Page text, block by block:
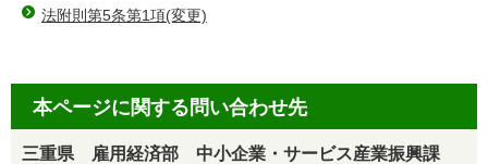
法附則第5条第1項(変更)
本ページに関する問い合わせ先
三重県 雇用経済部 中小企業・サービス産業振興課